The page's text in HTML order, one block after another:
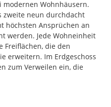
modernen Wohnhäusern.
zweite neun durchdacht
höchsten Ansprüchen an
werden. Jede Wohneinheit
Freiflächen, die den
erweitern. Im Erdgeschoss
zum Verweilen ein, die
während die
Obergeschoss mit